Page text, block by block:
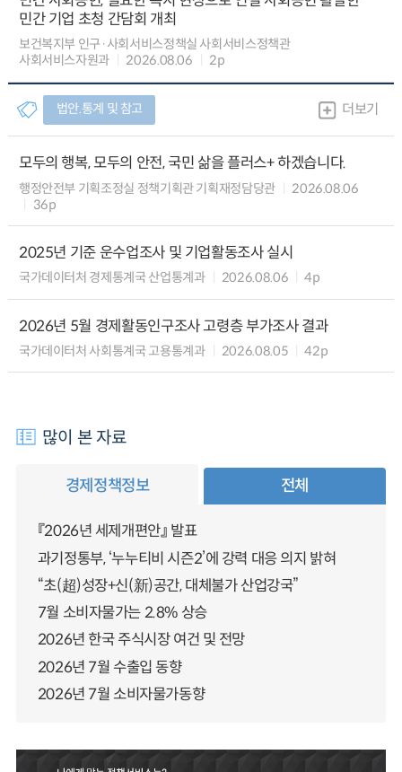
민간 기업 초청 간담회 개최
보건복지부 인구·사회서비스정책실 사회서비스정책관
사회서비스자원과
2026.08.06 2p
법안.통계 및 참고 더보기
모두의 행복, 모두의 안전, 국민 삶을 플러스+ 하겠습니다.
행정안전부 기획조정실 정책기획관 기획재정담당관
2026.08.06
36p
2025년 기준 운수업조사 및 기업활동조사 실시
국가데이터처 경제통계국 산업통계과 2026.08.06 4p
2026년 5월 경제활동인구조사 고령층 부가조사 결과
국가데이터처 사회통계국 고용통계과 2026.08.05 42p
많이 본 자료
경제정책정보 전체
『2026년 세제개편안』 발표
과기정통부, ‘누누티비 시즌2’에 강력 대응 의지 밝혀
“초(超)성장+신(新)공간, 대체불가 산업강국”
7월 소비자물가는 2.8% 상승
2026년 한국 주식시장 여건 및 전망
2026년 7월 수출입 동향
2026년 7월 소비자물가동향